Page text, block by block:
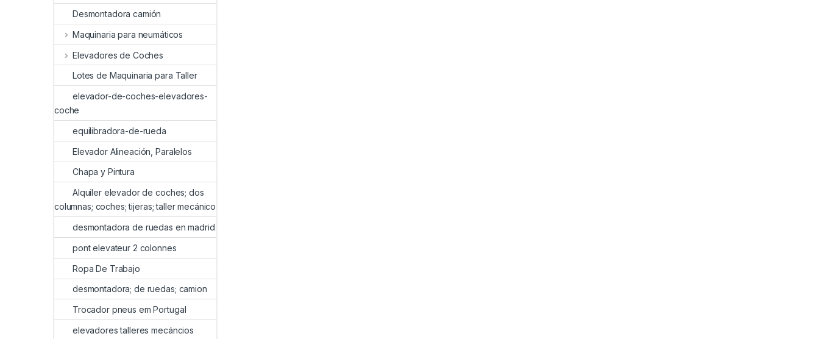
Desmontadora camión
Maquinaria para neumáticos
Elevadores de Coches
Lotes de Maquinaria para Taller
elevador-de-coches-elevadores-
coche
equilibradora-de-rueda
Elevador Alineación, Paralelos
Chapa y Pintura
Alquiler elevador de coches; dos
columnas; coches; tijeras; taller mecánico
desmontadora de ruedas en madrid
pont elevateur 2 colonnes
Ropa De Trabajo
desmontadora; de ruedas; camion
Trocador pneus em Portugal
elevadores talleres mecáncios